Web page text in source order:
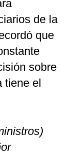
de la
que
sobre
tiene el